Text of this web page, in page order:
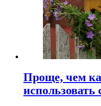
Проще, чем
использовать